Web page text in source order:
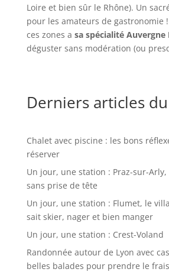
Loire et bien sûr le Rhône). Un
pour les amateurs de gastronomie
ces zones a sa spécialité Auvergne
déguster sans modération (ou
Derniers articles
Chalet avec piscine : les bons
réserver
Un jour, une station : Praz-sur-Arly,
sans prise de tête
Un jour, une station : Flumet, le
sait skier, nager et bien manger
Un jour, une station : Crest-Voland
Randonnée autour de Lyon avec
belles balades pour prendre le frais